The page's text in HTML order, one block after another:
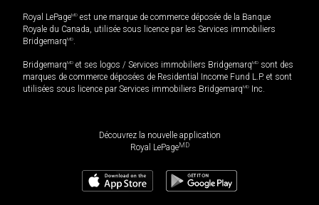
Royal LePageMD est une marque de commerce déposée de la Banque
Royale du Canada, utilisée sous licence par les Services immobiliers
BridgemarqMD.
BridgemarqMD et ses logos / Services immobiliers BridgemarqMD sont des
marques de commerce déposées de Residential Income Fund L.P. et sont
utilisées sous licence par Services immobiliers BridgemarqMD Inc.
Découvrez la nouvelle application
Royal LePageMD